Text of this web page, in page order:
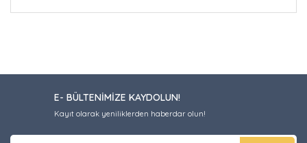
E- BÜLTENİMİZE KAYDOLUN!
Kayıt olarak yeniliklerden haberdar olun!